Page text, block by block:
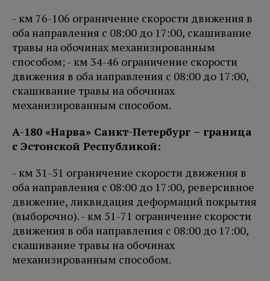
- км 76-106 ограничение скорости движения в
оба направления с 08:00 до 17:00, скашивание
травы на обочинах механизированным
способом; - км 34-46 ограничение скорости
движения в оба направления с 08:00 до 17:00,
скашивание травы на обочинах
механизированным способом.
А-180 «Нарва» Санкт-Петербург – граница
с Эстонской Республикой:
- км 31-51 ограничение скорости движения в
оба направления с 08:00 до 17:00, реверсивное
движение, ликвидация деформаций покрытия
(выборочно). - км 51-71 ограничение скорости
движения в оба направления с 08:00 до 17:00,
скашивание травы на обочинах
механизированным способом.